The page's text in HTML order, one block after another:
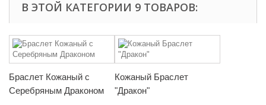
В ЭТОЙ КАТЕГОРИИ 9 ТОВАРОВ:
Браслет Кожаный с
Серебряным Драконом
Кожаный Браслет
"Дракон"